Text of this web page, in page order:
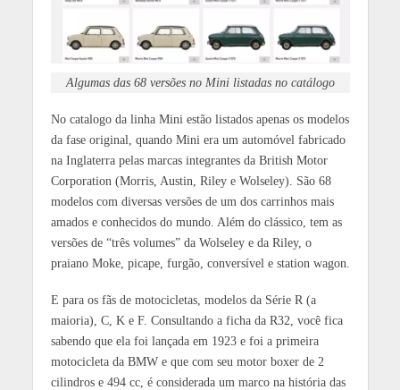
Algumas das 68 versões no Mini listadas no catálogo
No catalogo da linha Mini estão listados apenas os modelos
da fase original, quando Mini era um automóvel fabricado
na Inglaterra pelas marcas integrantes da British Motor
Corporation (Morris, Austin, Riley e Wolseley). São 68
modelos com diversas versões de um dos carrinhos mais
amados e conhecidos do mundo. Além do clássico, tem as
versões de “três volumes” da Wolseley e da Riley, o
praiano Moke, picape, furgão, conversível e station wagon.
E para os fãs de motocicletas, modelos da Série R (a
maioria), C, K e F. Consultando a ficha da R32, você fica
sabendo que ela foi lançada em 1923 e foi a primeira
motocicleta da BMW e que com seu motor boxer de 2
cilindros e 494 cc, é considerada um marco na história das